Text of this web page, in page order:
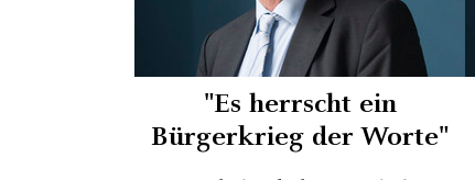
"Es herrscht ein
Bürgerkrieg der Worte"